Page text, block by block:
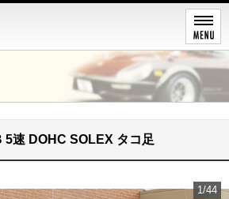
5速 DOHC SOLEX タコ足
1/44